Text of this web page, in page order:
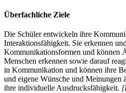
Überfachliche Ziele
Die Schüler entwickeln ihre
Interaktionsfähigkeit. Sie erkennen
Kommunikationsformen und können
Menschen erkennen sowie darauf
in Kommunikation und können ihre
und eigene Wünsche und Meinungen
ihre individuelle Ausdrucksfähigkeit.